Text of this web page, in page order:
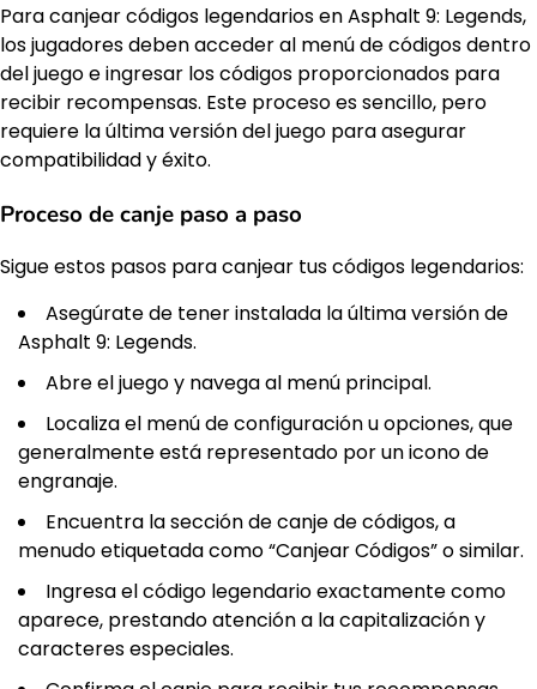
Para canjear códigos legendarios en Asphalt 9: Legends,
los jugadores deben acceder al menú de códigos dentro
del juego e ingresar los códigos proporcionados para
recibir recompensas. Este proceso es sencillo, pero
requiere la última versión del juego para asegurar
compatibilidad y éxito.
Proceso de canje paso a paso
Sigue estos pasos para canjear tus códigos legendarios:
Asegúrate de tener instalada la última versión de
Asphalt 9: Legends.
Abre el juego y navega al menú principal.
Localiza el menú de configuración u opciones, que
generalmente está representado por un icono de
engranaje.
Encuentra la sección de canje de códigos, a
menudo etiquetada como “Canjear Códigos” o similar.
Ingresa el código legendario exactamente como
aparece, prestando atención a la capitalización y
caracteres especiales.